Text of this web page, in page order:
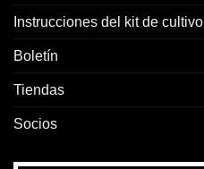
Instrucciones del kit de cultivo
Boletín
Tiendas
Socios